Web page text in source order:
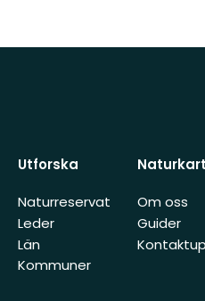
Utforska
Naturreservat
Leder
Län
Kommuner
Om oss
Guider